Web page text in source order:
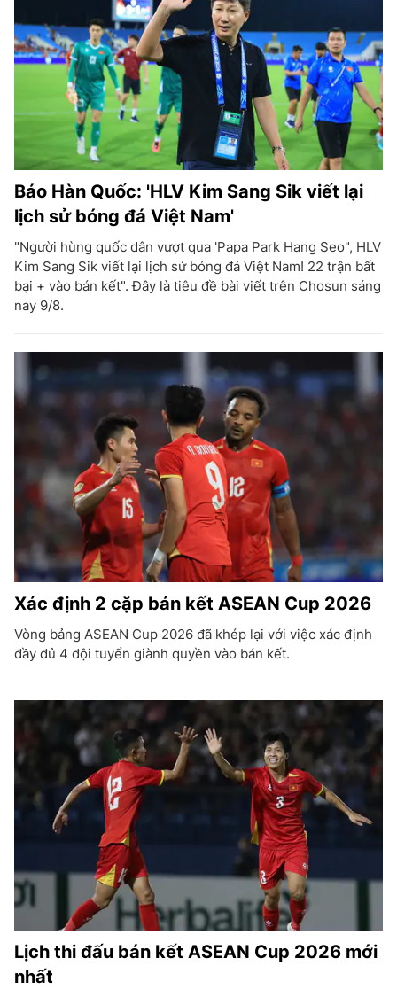
Báo Hàn Quốc: 'HLV Kim Sang Sik viết lại
lịch sử bóng đá Việt Nam'
"Người hùng quốc dân vượt qua 'Papa Park Hang Seo", HLV
Kim Sang Sik viết lại lịch sử bóng đá Việt Nam! 22 trận bất
bại + vào bán kết". Đây là tiêu đề bài viết trên Chosun sáng
nay 9/8.
Xác định 2 cặp bán kết ASEAN Cup 2026
Vòng bảng ASEAN Cup 2026 đã khép lại với việc xác định
đầy đủ 4 đội tuyển giành quyền vào bán kết.
Lịch thi đấu bán kết ASEAN Cup 2026 mới
nhất